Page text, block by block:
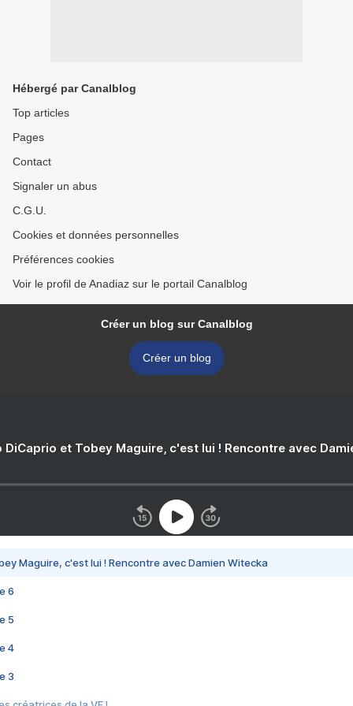
Hébergé par Canalblog
Top articles
Pages
Contact
Signaler un abus
C.G.U.
Cookies et données personnelles
Préférences cookies
Voir le profil de Anadiaz sur le portail Canalblog
Créer un blog sur Canalblog
Créer un blog
DiCaprio et Tobey Maguire, c'est lui ! Rencontre avec
Maguire, c'est lui ! Rencontre avec Damien Witecka
6
5
4
3